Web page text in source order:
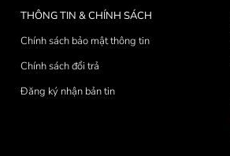
THÔNG TIN & CHÍNH SÁCH
Chính sách bảo mật thông tin
Chính sách đổi trả
Đăng ký nhận bản tin